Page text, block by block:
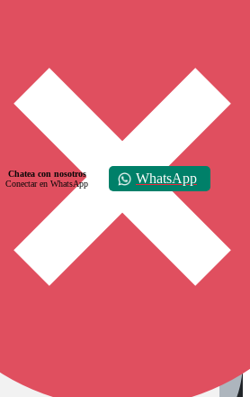
Chatea con nosotros
Conectar en WhatsApp
WhatsApp